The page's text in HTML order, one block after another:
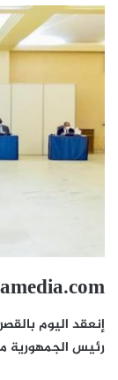
إنعقد اليوم
رئيس الجمهورية